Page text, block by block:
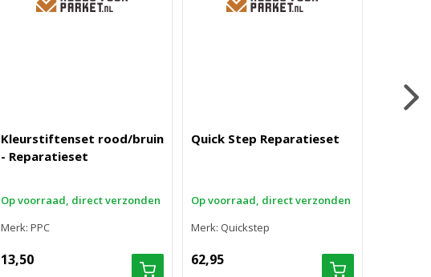
Kleurstiftenset rood/bruin
- Reparatieset
Op voorraad, direct verzonden
Merk: PPC
13,50
Quick Step Reparatieset
Op voorraad, direct verzonden
Merk: Quickstep
62,95